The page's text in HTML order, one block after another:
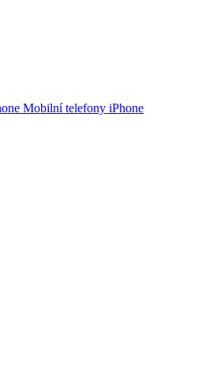
Mobilní telefony iPhone